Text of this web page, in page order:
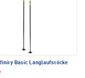
Basic Langlaufstöcke